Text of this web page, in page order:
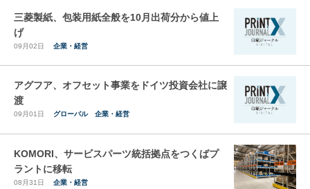
三菱製紙、包装用紙全般を10月出荷分から値上
げ
09月02日 企業・経営
アグフア、オフセット事業をドイツ投資会社に譲
渡
09月01日 グローバル 企業・経営
KOMORI、サービスパーツ統括拠点をつくばプ
ラントに移転
08月31日 企業・経営